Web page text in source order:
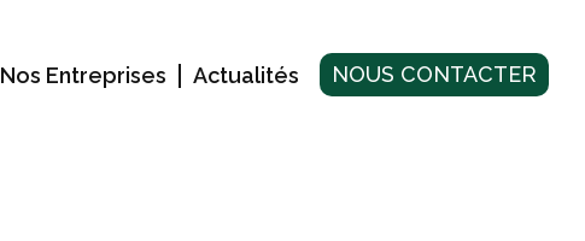
Nos Entreprises Actualités NOUS CONTACTER